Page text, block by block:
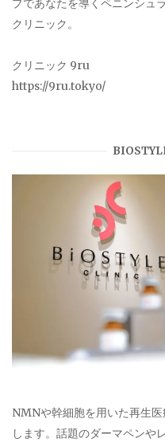
プであなたを導くペニンシュ
クリニック。
クリニック 9ru
https://9ru.tokyo/
NMNや幹細胞を用いた再生
します。話題のダーマペンや